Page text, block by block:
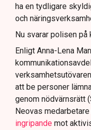
ha en tydligare
och
Nu svarar polisen på
Enligt Anna-Lena
att be personer
genom nödvärnsrätt
Neovas
ingripande mot